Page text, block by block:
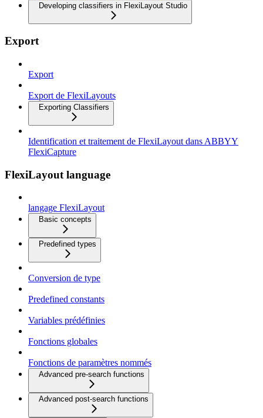
Developing classifiers in FlexiLayout Studio
Export
Export
Export de FlexiLayouts
Exporting Classifiers
Identification et traitement de FlexiLayout dans ABBYY
FlexiCapture
FlexiLayout language
langage FlexiLayout
Basic concepts
Predefined types
Conversion de type
Predefined constants
Variables prédéfinies
Fonctions globales
Fonctions de paramètres nommés
Advanced pre-search functions
Advanced post-search functions